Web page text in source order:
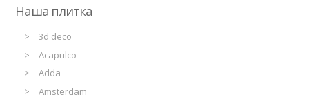
Наша плитка
3d deco
Acapulco
Adda
Amsterdam